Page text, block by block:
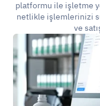
platformu ile işletme
netlikle işlemlerinizi
ve